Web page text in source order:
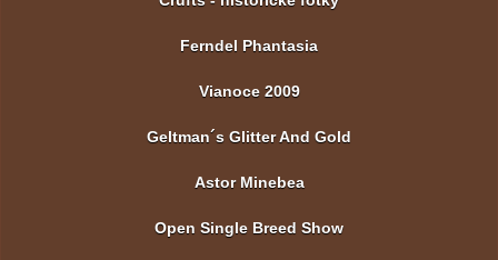
Ferndel Phantasia
Vianoce 2009
Geltman´s Glitter And Gold
Astor Minebea
Open Single Breed Show